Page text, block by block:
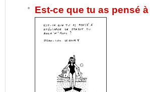
Est-ce que tu as pensé